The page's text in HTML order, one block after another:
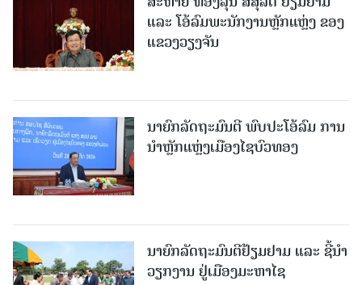
ແລະ ໂອ້ລົມພະນັກງານຫຼັກແຫຼ່ງ ຂອງ
ແຂວງວຽງຈັນ
ນາຍົກລັດຖະມົນຕີ ພົບປະໂອ້ລົມ ການ
ນຳຫຼັກແຫຼ່ງເມືອງໄຊບົວທອງ
ນາຍົກລັດຖະມົນຕີຢ້ຽມຢາມ ແລະ ຊີ້ນຳ
ວຽກງານ ຢູ່ເມືອງມະຫາໄຊ